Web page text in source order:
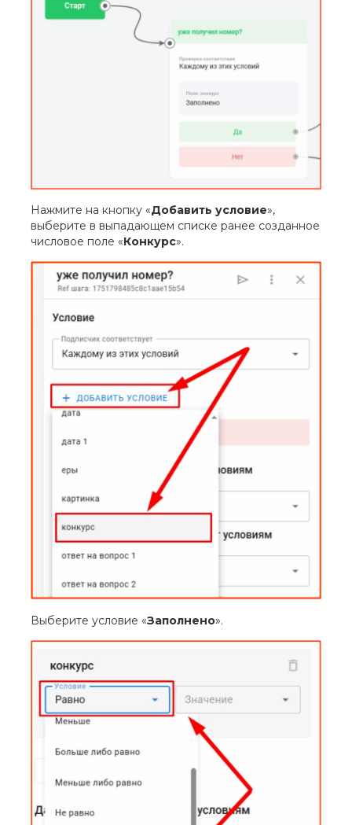
Нажмите на кнопку «Добавить условие»,
выберите в выпадающем списке ранее созданное
числовое поле «Конкурс».
Выберите условие «Заполнено».